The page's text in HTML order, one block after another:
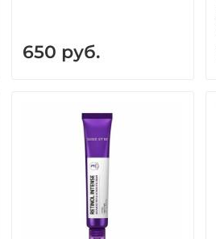
650 руб.